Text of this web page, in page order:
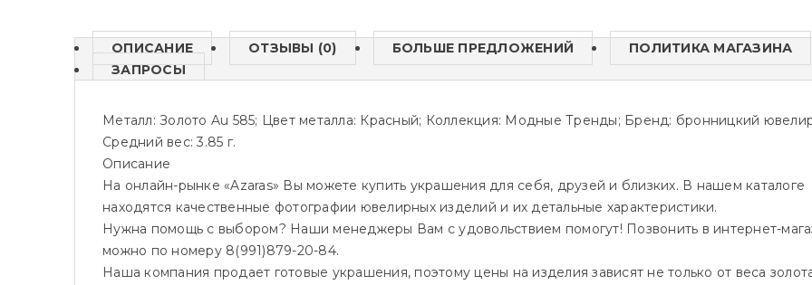
ОПИСАНИЕ ОТЗЫВЫ (0) БОЛЬШЕ ПРЕДЛОЖЕНИЙ
ПОЛИТИКА МАГАЗИНА
ЗАПРОСЫ
Металл: Золото Au 585; Цвет металла: Красный; Коллекция: Модные Тренды; Бренд: бронницкий
Средний вес: 3.85 г.
Описание
На онлайн-рынке «Azaras» Вы можете купить украшения для себя, друзей и близких. В нашем каталоге
находятся качественные фотографии ювелирных изделий и их детальные характеристики.
Нужна помощь с выбором? Наши менеджеры Вам с удовольствием помогут! Позвонить в интернет-
можно по номеру 8(991)879-20-84.
Наша компания продает готовые украшения, поэтому цены на изделия зависят не только от веса